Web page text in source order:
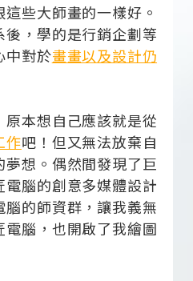
些大師畫的一樣好。
，學的是行銷企劃等
中對於畫畫以及設計仍
本想自己應該就是從
作吧！但又無法放棄自
想。偶然間發現了巨
腦的創意多媒體設計
的師資群，讓我義無
腦，也開啟了我繪圖